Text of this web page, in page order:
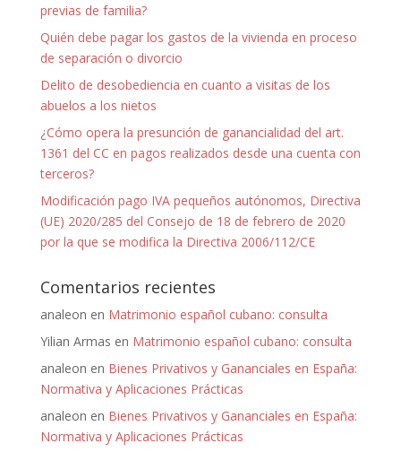
previas de familia?
Quién debe pagar los gastos de la vivienda en proceso
de separación o divorcio
Delito de desobediencia en cuanto a visitas de los
abuelos a los nietos
¿Cómo opera la presunción de ganancialidad del art.
1361 del CC en pagos realizados desde una cuenta con
terceros?
Modificación pago IVA pequeños autónomos, Directiva
(UE) 2020/285 del Consejo de 18 de febrero de 2020
por la que se modifica la Directiva 2006/112/CE
Comentarios recientes
analeon en Matrimonio español cubano: consulta
Yilian Armas en Matrimonio español cubano: consulta
analeon en Bienes Privativos y Gananciales en España:
Normativa y Aplicaciones Prácticas
analeon en Bienes Privativos y Gananciales en España:
Normativa y Aplicaciones Prácticas